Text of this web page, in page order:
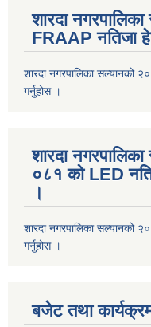
शारदा
FRAAP नतिजा
शारदा नगरपालिका सल्यानको
गर्नुहोस ।
शारदा
०८१ को LED
।
शारदा नगरपालिका सल्यानको
गर्नुहोस ।
बजेट तथा